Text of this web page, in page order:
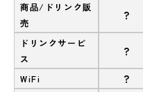
商品/ドリンク販
売
?
ドリンクサービ
ス
?
WiFi ?